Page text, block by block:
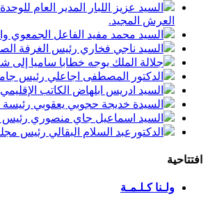
السيد عزيز اللبار المدير العام
العرش المجيد.
السيد محمد مفيد الفاعل الجمعوي
السيد ناجي فخاري رئيس الغرفة الصناعة
جلالة الملك يوجه خطابا ساميا إلى
الدكتور المصطفى اجاعلي رئيس
السيد ادريس ابلهاض الكاتب
السيدة خديجة حجوبي يعقوبي رئيسة
السيد اسماعيل جاي منصوري رئيس
الدكتورعبد السلام البقالي رئيس
افتتاحية
ولـنا كـلـمـة